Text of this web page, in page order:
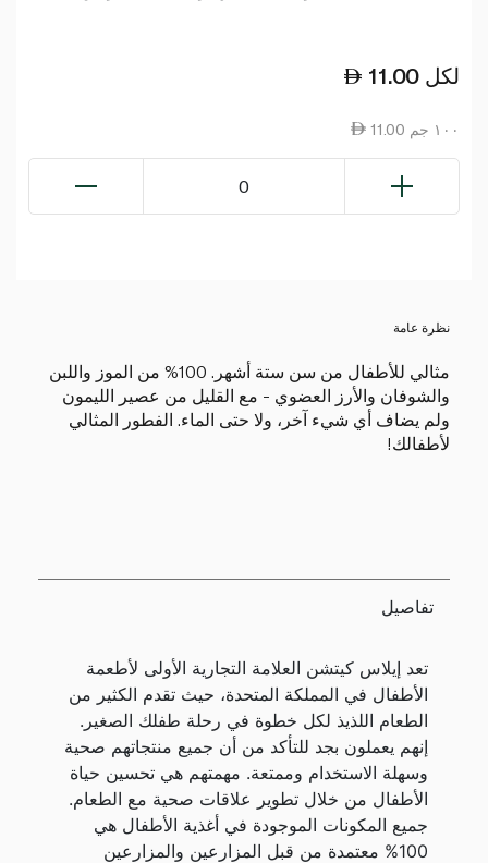
11.00 لكل
11.00 ١٠٠ جم
0
نظرة عامة
مثالي للأطفال من سن ستة أشهر. 100% من الموز واللبن
والشوفان والأرز العضوي - مع القليل من عصير الليمون
ولم يضاف أي شيء آخر، ولا حتى الماء. الفطور المثالي
لأطفالك!
تفاصيل
تعد إيلاس كيتشن العلامة التجارية الأولى لأطعمة
الأطفال في المملكة المتحدة، حيث تقدم الكثير من
الطعام اللذيذ لكل خطوة في رحلة طفلك الصغير.
إنهم يعملون بجد للتأكد من أن جميع منتجاتهم صحية
وسهلة الاستخدام وممتعة. مهمتهم هي تحسين حياة
الأطفال من خلال تطوير علاقات صحية مع الطعام.
جميع المكونات الموجودة في أغذية الأطفال هي
100% معتمدة من قبل المزارعين والمزارعين